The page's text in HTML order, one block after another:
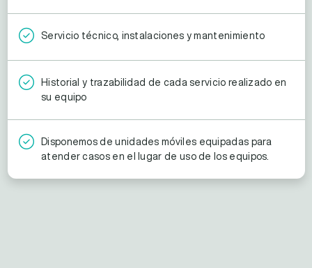
Servicio técnico, instalaciones y mantenimiento
Historial y trazabilidad de cada servicio realizado en
su equipo
Disponemos de unidades móviles equipadas para
atender casos en el lugar de uso de los equipos.